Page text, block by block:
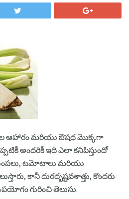
ఆహారం మరియు ఔషధ మొక్కగా
అందరికీ ఇది ఎలా కనిపిస్తుందో
టమోటాలు మరియు
కానీ దురదృష్టవశాత్తు, కొందరు
గురించి తెలుసు.